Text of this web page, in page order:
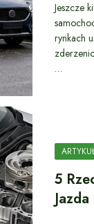
Jeszcze
rynkach
…
5